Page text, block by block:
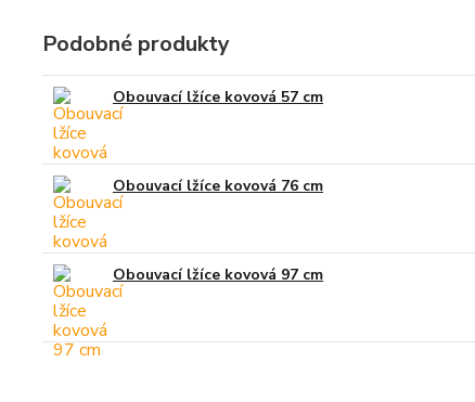
Podobné produkty
Obouvací lžíce kovová 57 cm
Obouvací lžíce kovová 76 cm
Obouvací lžíce kovová 97 cm